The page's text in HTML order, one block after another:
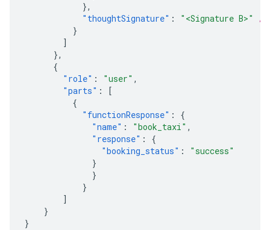
},
"thoughtSignature" : "<Signature B>"
//
}
]
},
{
"role" : "user" ,
"parts" :
[
{
"functionResponse" :
{
"name" : "book_taxi" ,
"response" :
{
"booking_status" :
"success"
}
}
}
]
}
}